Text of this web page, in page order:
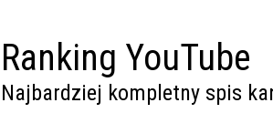
Ranking YouTube
Najbardziej kompletny spis